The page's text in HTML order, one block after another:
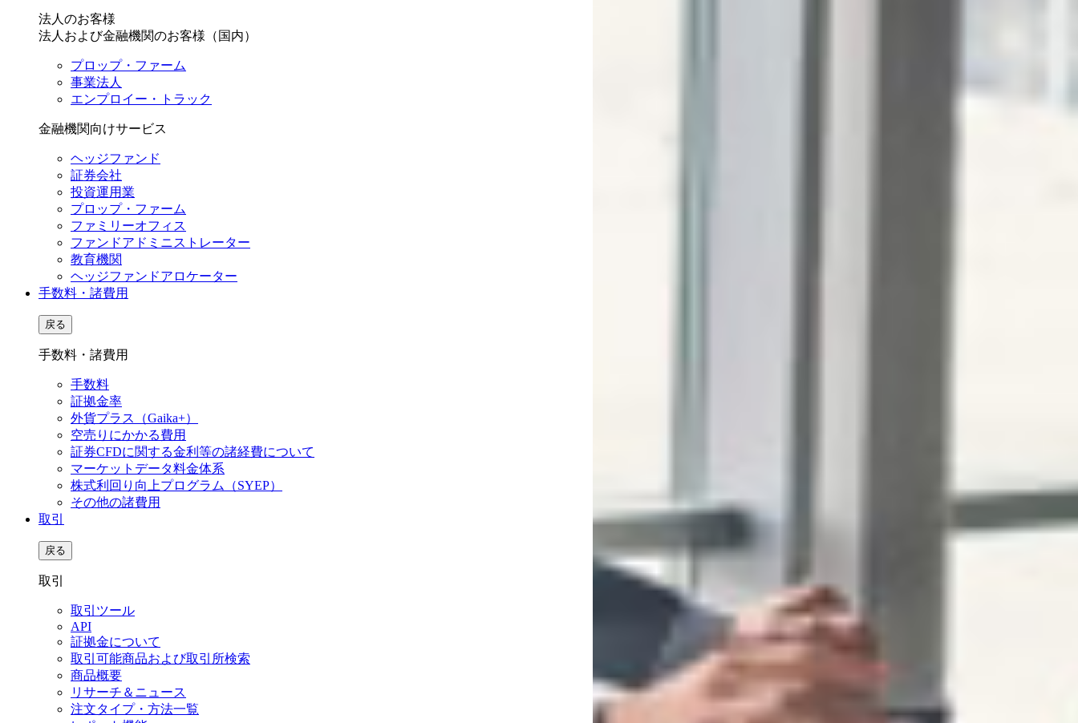
法人のお客様
法人および金融機関のお客様（国内）
プロップ・ファーム
事業法人
エンプロイー・トラック
金融機関向けサービス
ヘッジファンド
証券会社
投資運用業
プロップ・ファーム
ファミリーオフィス
ファンドアドミニストレーター
教育機関
ヘッジファンドアロケーター
手数料・諸費用
戻る
手数料・諸費用
手数料
証拠金率
外貨プラス（Gaika+）
空売りにかかる費用
証券CFDに関する金利等の諸経費について
マーケットデータ料金体系
株式利回り向上プログラム（SYEP）
その他の諸費用
取引
戻る
取引
取引ツール
API
証拠金について
取引可能商品および取引所検索
商品概要
リサーチ＆ニュース
注文タイプ・方法一覧